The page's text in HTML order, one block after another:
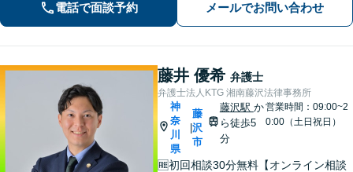
ビスを提供しています。お気軽にご相
談ください。
電話で面談予約 メールでお問い合わせ
藤井 優希 弁護士
弁護士法人KTG 湘南藤沢法律事務所
神
奈
川
県
|
藤
沢
市
藤沢駅 か
ら徒歩5
分
営業時間：09:00~2
0:00（土日祝日）
🆓初回相談30分無料【オンライン相談